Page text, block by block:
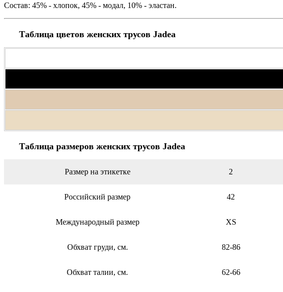
Состав: 45% - хлопок, 45% - модал, 10% - эластан.
Таблица цветов женских трусов Jadea
Таблица размеров женских трусов Jadea
Размер на этикетке 2
Российский размер 42
Международный размер XS
Обхват груди, см. 82-86
Обхват талии, см. 62-66